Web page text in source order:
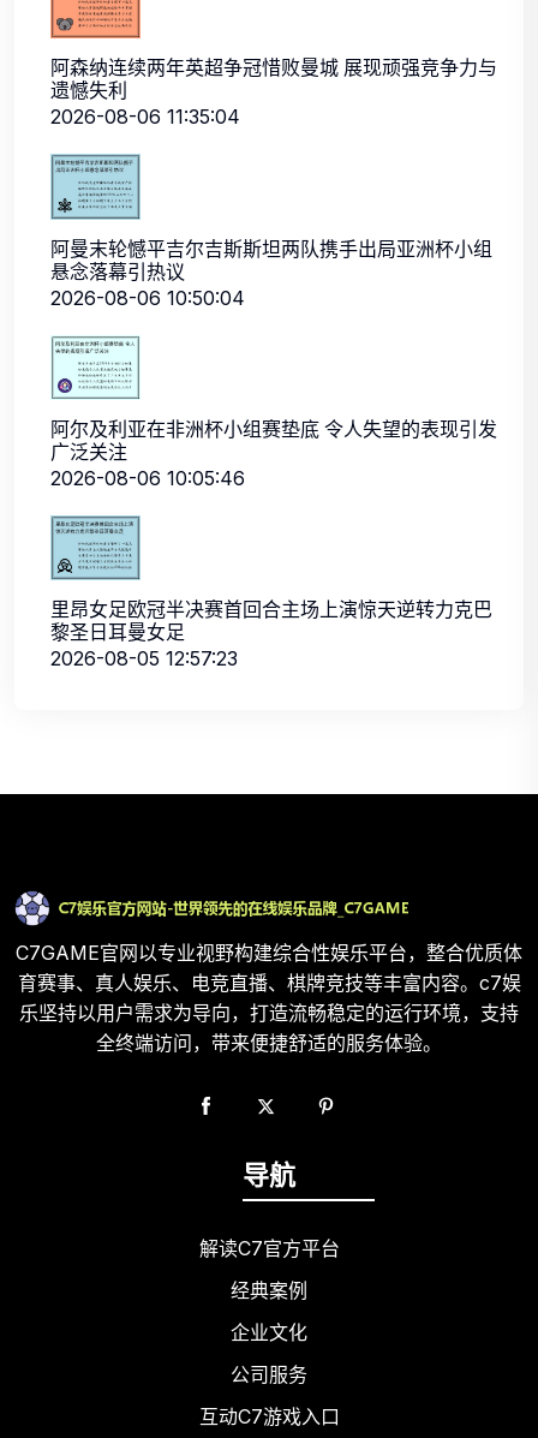
阿森纳连续两年英超争冠惜败曼城 展现顽强竞争力与
遗憾失利
2026-08-06 11:35:04
阿曼末轮憾平吉尔吉斯斯坦两队携手出局亚洲杯小组
悬念落幕引热议
2026-08-06 10:50:04
阿尔及利亚在非洲杯小组赛垫底 令人失望的表现引发
广泛关注
2026-08-06 10:05:46
里昂女足欧冠半决赛首回合主场上演惊天逆转力克巴
黎圣日耳曼女足
2026-08-05 12:57:23
C7GAME官网以专业视野构建综合性娱乐平台，整合优质体
育赛事、真人娱乐、电竞直播、棋牌竞技等丰富内容。c7娱
乐坚持以用户需求为导向，打造流畅稳定的运行环境，支持
全终端访问，带来便捷舒适的服务体验。
导航
解读C7官方平台
经典案例
企业文化
公司服务
互动C7游戏入口